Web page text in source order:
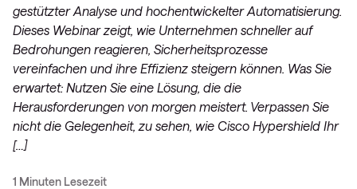
gestützter Analyse und hochentwickelter Automatisierung.
Dieses Webinar zeigt, wie Unternehmen schneller auf
Bedrohungen reagieren, Sicherheitsprozesse
vereinfachen und ihre Effizienz steigern können. Was Sie
erwartet: Nutzen Sie eine Lösung, die die
Herausforderungen von morgen meistert. Verpassen Sie
nicht die Gelegenheit, zu sehen, wie Cisco Hypershield Ihr
[…]
1 Minuten Lesezeit